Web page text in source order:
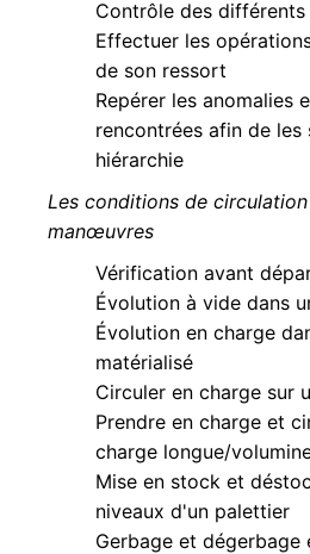
Contrôle des différents
Effectuer les
de son ressort
Repérer les anomalies
rencontrées afin de les
hiérarchie
Les conditions de
manœuvres
Vérification avant
Évolution à vide dans
Évolution en charge
matérialisé
Circuler en charge sur
Prendre en charge et
charge longue/
Mise en stock et
niveaux d'un palettier
Gerbage et dégerbage